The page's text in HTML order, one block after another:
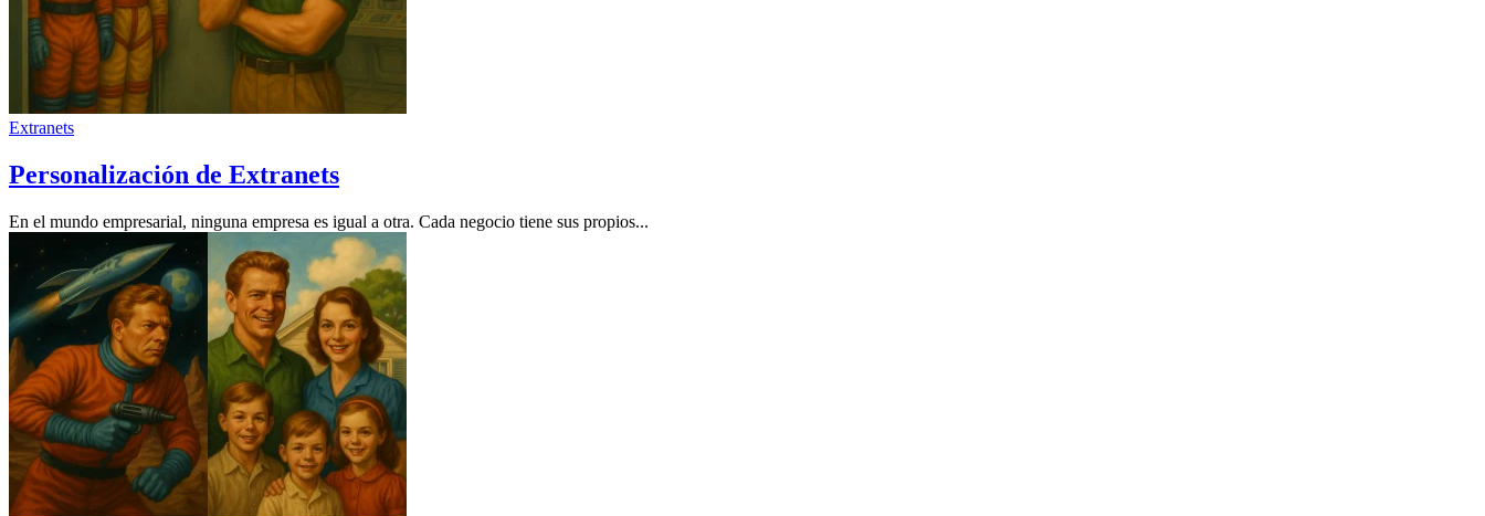
Extranets
Personalización de Extranets
En el mundo empresarial, ninguna empresa es igual a otra. Cada negocio tiene sus propios...